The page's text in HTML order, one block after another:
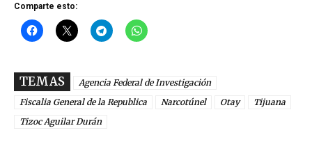
Comparte esto:
TEMAS
Agencia Federal de Investigación
Fiscalia General de la Republica
Narcotúnel Otay
Tijuana
Tizoc Aguilar Durán